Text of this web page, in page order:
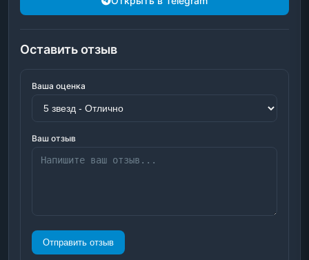
Оставить отзыв
Ваша оценка
Ваш отзыв
Отправить отзыв